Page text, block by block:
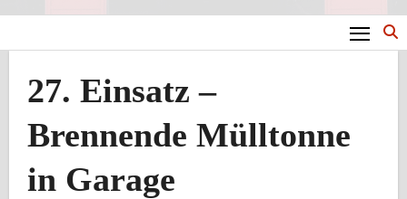
27. Einsatz –
Brennende Mülltonne
in Garage